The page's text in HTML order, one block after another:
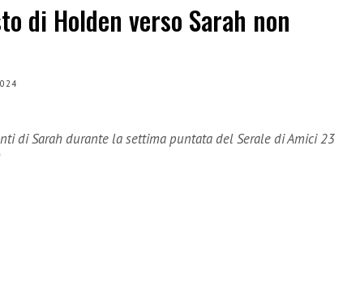
di Holden verso Sarah non
di Sarah durante la settima puntata del Serale di Amici 23